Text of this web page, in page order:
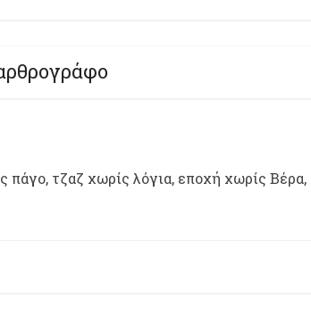
πάγο, τζαζ χωρίς λόγια, εποχή χωρίς Βέρα,